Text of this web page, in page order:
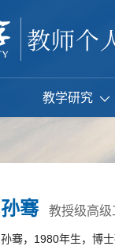
教学研究
孙骞 教授级高级
孙骞，1980年生，博